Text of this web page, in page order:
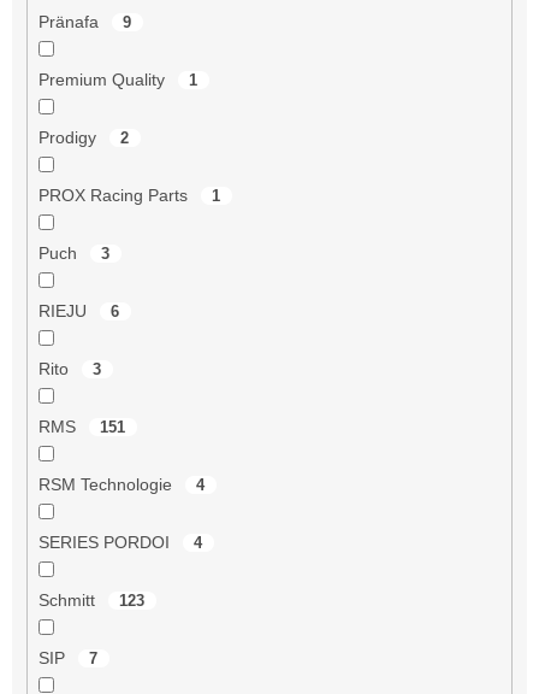
Pränafa 9
Premium Quality 1
Prodigy 2
PROX Racing Parts 1
Puch 3
RIEJU 6
Rito 3
RMS 151
RSM Technologie 4
SERIES PORDOI 4
Schmitt 123
SIP 7